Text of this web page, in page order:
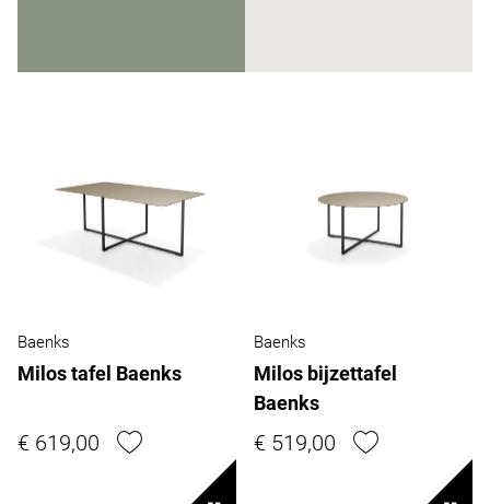
Baenks
Milos tafel Baenks
€ 619,00
Baenks
Milos bijzettafel
Baenks
€ 519,00